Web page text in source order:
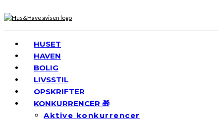
HUSET
HAVEN
BOLIG
LIVSSTIL
OPSKRIFTER
KONKURRENCER 🎁
Aktive konkurrencer